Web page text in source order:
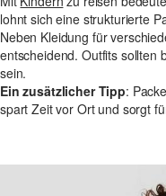
lohnt sich eine strukturierte
Neben Kleidung für
entscheidend. Outfits sollten
sein.
Ein zusätzlicher Tipp:
spart Zeit vor Ort und sorgt